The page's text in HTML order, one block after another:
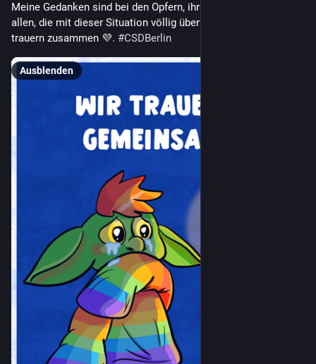
Meine Gedanken sind bei den Opfern, ihren Angehörigen und
allen, die mit dieser Situation völlig überfordert sind. Wir
trauern zusammen 💜. #CSDBerlin
Ausblenden